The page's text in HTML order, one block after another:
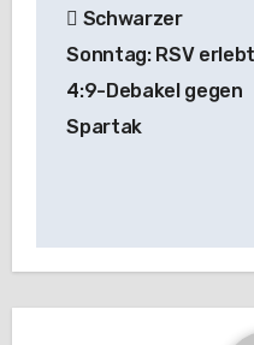
Schwarzer
Sonntag: RSV erlebt
4:9-Debakel gegen
Spartak